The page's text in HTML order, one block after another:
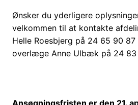
Ønsker du yderligere
velkommen til at kontakte
Helle Roesbjerg på 24 65 90
overlæge Anne Ulbæk på 24 83